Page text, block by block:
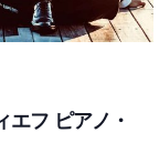
フ ピアノ・